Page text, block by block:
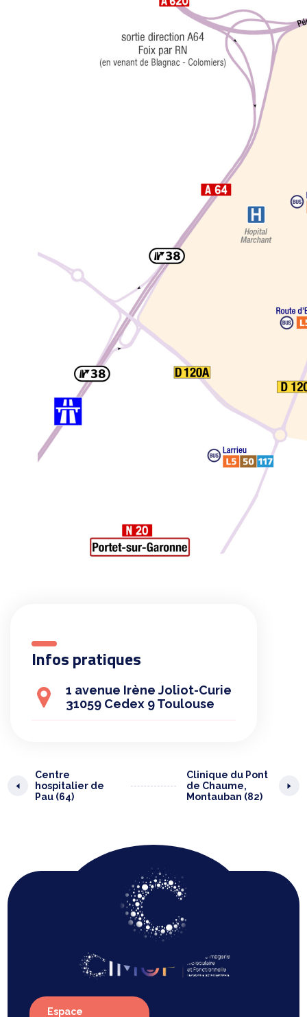
Infos pratiques
1 avenue Irène Joliot-Curie
31059 Cedex 9 Toulouse
Centre
hospitalier de
Pau (64)
Clinique du Pont
de Chaume,
Montauban (82)
Espace